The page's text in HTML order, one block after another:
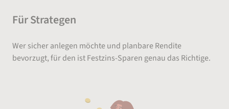
Für Strategen
Wer sicher anlegen möchte und planbare Rendite
bevorzugt, für den ist Festzins-Sparen genau das Richtige.